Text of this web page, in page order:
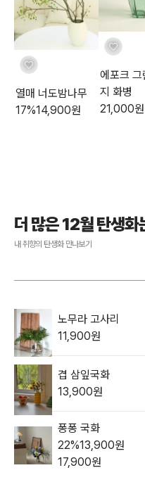
열매 너도밤나무
17%14,900원
에포크 그
지 화병
21,000원
더 많은 12월 탄생화
내 취향의 탄생화 만나보기
노무라 고사리
11,900원
겹 삼잎국화
13,900원
퐁퐁 국화
22%13,900원
17,900원